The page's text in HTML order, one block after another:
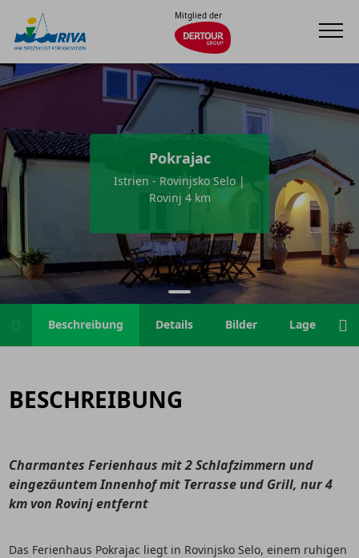
Mitglied der
Pokrajac
Istrien - Rovinjsko Selo |
Rovinj 4 km
Beschreibung Details Bilder Lage
BESCHREIBUNG
Charmantes Ferienhaus mit 2 Schlafzimmern und
eingezäuntem Innenhof mit Terrasse und Grill, nur 4
km von Rovinj entfernt
Das Ferienhaus Pokrajac liegt in Rovinjsko Selo, einem ruhigen